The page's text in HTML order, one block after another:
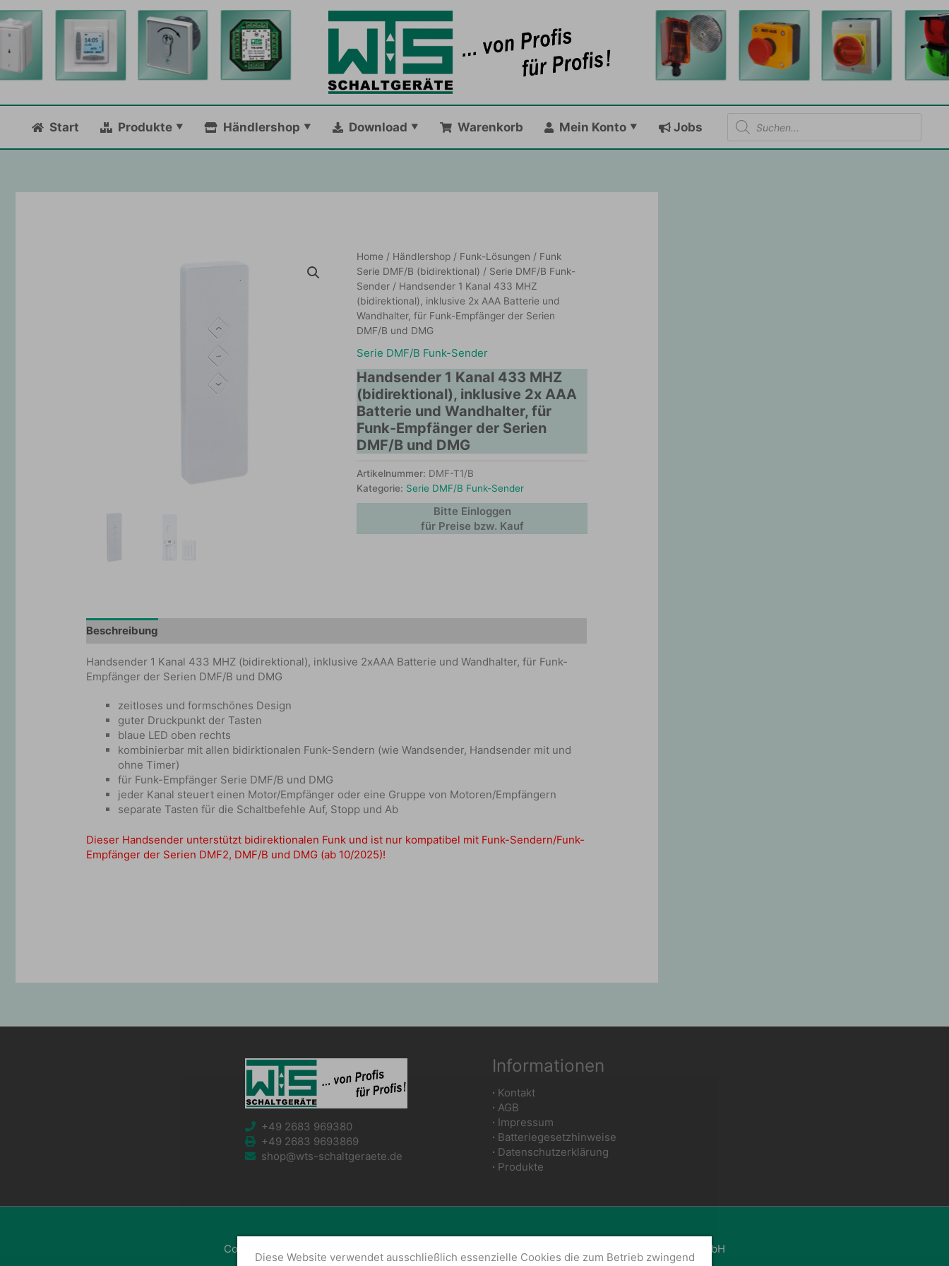
Zum
Inhalt
springen
Start Produkte Händlershop Download Warenkorb Mein Konto Jobs
Products
search
Home / Händlershop / Funk-Lösungen / Funk
Serie DMF/B (bidirektional) / Serie DMF/B Funk-
Sender / Handsender 1 Kanal 433 MHZ
(bidirektional), inklusive 2x AAA Batterie und
Wandhalter, für Funk-Empfänger der Serien
DMF/B und DMG
Serie DMF/B Funk-Sender
Handsender 1 Kanal 433 MHZ
(bidirektional), inklusive 2x AAA
Batterie und Wandhalter, für
Funk-Empfänger der Serien
DMF/B und DMG
Artikelnummer: DMF-T1/B
Kategorie: Serie DMF/B Funk-Sender
Bitte Einloggen
für Preise bzw. Kauf
Beschreibung
Handsender 1 Kanal 433 MHZ (bidirektional), inklusive 2xAAA Batterie und Wandhalter, für Funk-
Empfänger der Serien DMF/B und DMG
zeitloses und formschönes Design
guter Druckpunkt der Tasten
blaue LED oben rechts
kombinierbar mit allen bidirktionalen Funk-Sendern (wie Wandsender, Handsender mit und
ohne Timer)
für Funk-Empfänger Serie DMF/B und DMG
jeder Kanal steuert einen Motor/Empfänger oder eine Gruppe von Motoren/Empfängern
separate Tasten für die Schaltbefehle Auf, Stopp und Ab
Dieser Handsender unterstützt bidirektionalen Funk und ist nur kompatibel mit Funk-Sendern/Funk-
Empfänger der Serien DMF2, DMF/B und DMG (ab 10/2025)!
+49 2683 969380
+49 2683 9693869
shop@wts-schaltgeraete.de
Informationen
∙ Kontakt
∙ AGB
∙ Impressum
∙ Batteriegesetzhinweise
∙ Datenschutzerklärung
∙ Produkte
Copyright © 2026 WTS Schaltgeräte GmbH | Umsetzung und Realisierung: WTS Schaltgeräte GmbH
Diese Website verwendet ausschließlich essenzielle Cookies die zum Betrieb zwingend